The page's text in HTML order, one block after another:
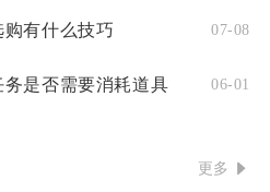
有什么技巧 07-08
是否需要消耗道具 06-01
更多